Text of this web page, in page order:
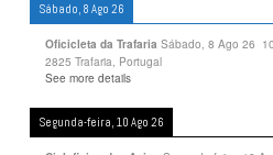
Sábado, 8 Ago 26
Oficicleta da Trafaria Sábado, 8 Ago 26
2825 Trafaria, Portugal
See more details
Segunda-feira, 10 Ago 26